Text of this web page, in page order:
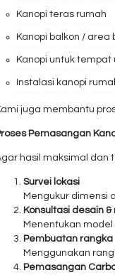
Kanopi teras rumah
Kanopi balkon / area
Kanopi untuk tempat
Instalasi kanopi
juga membantu
Pemasangan
hasil maksimal dan
Survei lokasi
Mengukur dimensi
Konsultasi desain &
Menentukan
Pembuatan rangka
Menggunakan
Pemasangan